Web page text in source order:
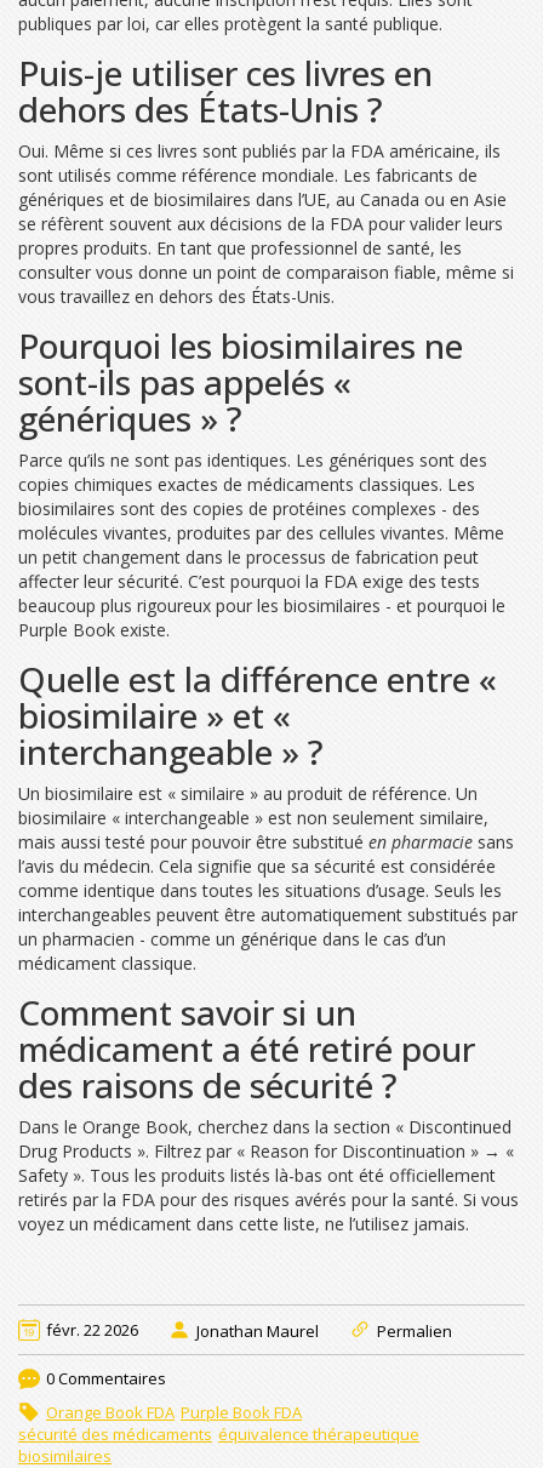
publiques par loi, car elles protègent la santé publique.
Puis-je utiliser ces livres en
dehors des États-Unis ?
Oui. Même si ces livres sont publiés par la FDA américaine, ils
sont utilisés comme référence mondiale. Les fabricants de
génériques et de biosimilaires dans l’UE, au Canada ou en Asie
se réfèrent souvent aux décisions de la FDA pour valider leurs
propres produits. En tant que professionnel de santé, les
consulter vous donne un point de comparaison fiable, même si
vous travaillez en dehors des États-Unis.
Pourquoi les biosimilaires ne
sont-ils pas appelés «
génériques » ?
Parce qu’ils ne sont pas identiques. Les génériques sont des
copies chimiques exactes de médicaments classiques. Les
biosimilaires sont des copies de protéines complexes - des
molécules vivantes, produites par des cellules vivantes. Même
un petit changement dans le processus de fabrication peut
affecter leur sécurité. C’est pourquoi la FDA exige des tests
beaucoup plus rigoureux pour les biosimilaires - et pourquoi le
Purple Book existe.
Quelle est la différence entre «
biosimilaire » et «
interchangeable » ?
Un biosimilaire est « similaire » au produit de référence. Un
biosimilaire « interchangeable » est non seulement similaire,
mais aussi testé pour pouvoir être substitué en pharmacie sans
l’avis du médecin. Cela signifie que sa sécurité est considérée
comme identique dans toutes les situations d’usage. Seuls les
interchangeables peuvent être automatiquement substitués par
un pharmacien - comme un générique dans le cas d’un
médicament classique.
Comment savoir si un
médicament a été retiré pour
des raisons de sécurité ?
Dans le Orange Book, cherchez dans la section « Discontinued
Drug Products ». Filtrez par « Reason for Discontinuation » → «
Safety ». Tous les produits listés là-bas ont été officiellement
retirés par la FDA pour des risques avérés pour la santé. Si vous
voyez un médicament dans cette liste, ne l’utilisez jamais.
févr. 22 2026 Jonathan Maurel Permalien
0 Commentaires
Orange Book FDA Purple Book FDA
sécurité des médicaments équivalence thérapeutique
biosimilaires